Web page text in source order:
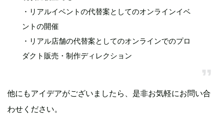
・リアルイベントの代替案としてのオンラインイベ
ントの開催
・リアル店舗の代替案としてのオンラインでのプロ
ダクト販売・制作ディレクション
他にもアイデアがございましたら、是非お気軽にお問い合
わせください。